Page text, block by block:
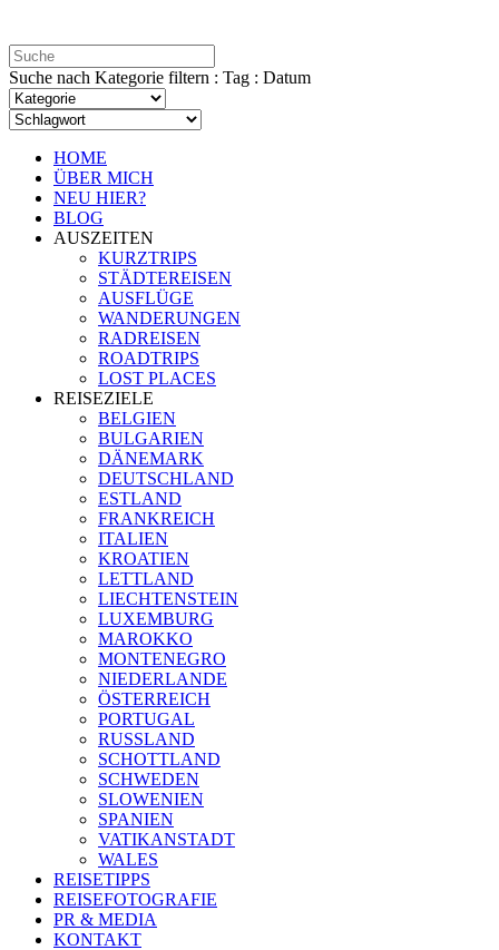
Suche nach Kategorie filtern : Tag : Datum
HOME
ÜBER MICH
NEU HIER?
BLOG
AUSZEITEN
KURZTRIPS
STÄDTEREISEN
AUSFLÜGE
WANDERUNGEN
RADREISEN
ROADTRIPS
LOST PLACES
REISEZIELE
BELGIEN
BULGARIEN
DÄNEMARK
DEUTSCHLAND
ESTLAND
FRANKREICH
ITALIEN
KROATIEN
LETTLAND
LIECHTENSTEIN
LUXEMBURG
MAROKKO
MONTENEGRO
NIEDERLANDE
ÖSTERREICH
PORTUGAL
RUSSLAND
SCHOTTLAND
SCHWEDEN
SLOWENIEN
SPANIEN
VATIKANSTADT
WALES
REISETIPPS
REISEFOTOGRAFIE
PR & MEDIA
KONTAKT